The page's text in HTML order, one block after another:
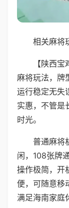
相关麻将
【陕西
麻将玩法，牌
运行稳定无失
实惠，不管是
时光。
普通麻将
闲，108张牌
操作极简，开
便，可随意移
满足海南家庭